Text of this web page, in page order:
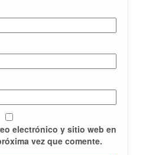
electrónico y sitio web en
vez que comente.